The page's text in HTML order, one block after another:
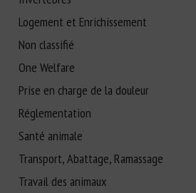
Logement et Enrichissement
Non classifié
One Welfare
Prise en charge de la douleur
Réglementation
Santé animale
Transport, Abattage, Ramassage
Travail des animaux